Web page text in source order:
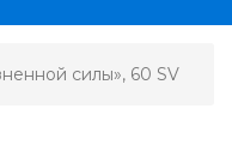
силы», 60 SV